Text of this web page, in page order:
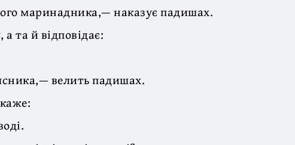
маринадника,— наказує падишах.
та й відповідає:
велить падишах.